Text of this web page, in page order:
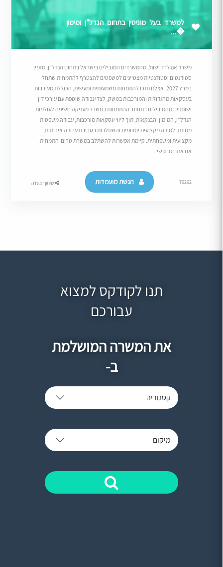
למשרד בעל מוניטין בתחום הנדל"ן ומימון
�...
משרד אנגלרד ושות’, מהמשרדים המובילים בישראל בתחום הנדל”ן, מזמין
סטודנטים וסטודנטיות מצטיינים למשפטים להצטרף להתמחות שתחל
במרץ 2027. אצלנו תזכו להתמחות משמעותית ומעשית, הכוללת מעורבות
בעסקאות מהגדולות והמורכבות במשק, לצד עבודה שוטפת עם עורכי דין
ושותפים מהמובילים בתחום. ההתמחות במשרד מעניקה חשיפה לעולמות
הנדל”ן, המימון והבנקאות, תוך ליווי עסקאות מורכבות, עבודה משפטית
מגוונת, למידה מקצועית יומיומית והשתלבות בסביבת עבודה איכותית,
מקצועית ומשפחתית. קיימת אפשרות להשתלב במשרת טרום-התמחות.
אם אתם מחפשי...
76262 הגשת מועמדות שיתוף משרה
תנו לקודקס למצוא
עבורכם
את המשרה המושלמת
ב-
קטגוריה
מיקום